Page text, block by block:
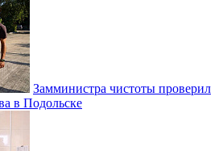
Замминистра чистоты проверил
в Подольске